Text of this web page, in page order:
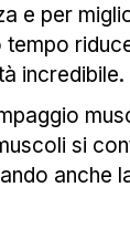
e per
incredibile.
si
anche